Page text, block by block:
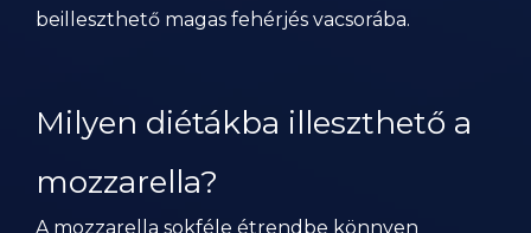
beilleszthető magas fehérjés vacsorába.
Milyen diétákba illeszthető a
mozzarella?
A mozzarella sokféle étrendbe könnyen